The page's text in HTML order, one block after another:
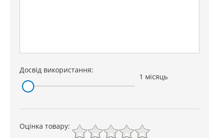
Досвід використання:
1 місяць
Оцінка товару: